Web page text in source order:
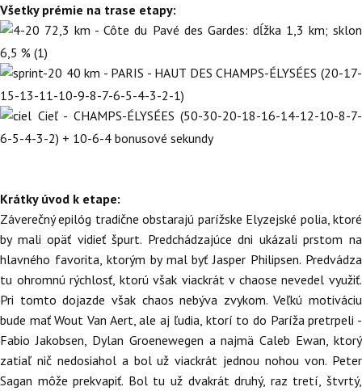
Všetky prémie na trase etapy:
72,3 km - Côte du Pavé des Gardes: dĺžka 1,3 km; sklon
6,5 % (1)
40 km - PARIS - HAUT DES CHAMPS-ÉLYSÉES (20-17-
15-13-11-10-9-8-7-6-5-4-3-2-1)
Cieľ - CHAMPS-ÉLYSÉES (50-30-20-18-16-14-12-10-8-7-
6-5-4-3-2) + 10-6-4 bonusové sekundy
Krátky úvod k etape:
Záverečný epilóg tradične obstarajú parížske Elyzejské polia, ktoré
by mali opäť vidieť špurt. Predchádzajúce dni ukázali prstom na
hlavného favorita, ktorým by mal byť Jasper Philipsen. Predvádza
tu ohromnú rýchlosť, ktorú však viackrát v chaose nevedel využiť.
Pri tomto dojazde však chaos nebýva zvykom. Veľkú motiváciu
bude mať Wout Van Aert, ale aj ľudia, ktorí to do Paríža pretrpeli -
Fabio Jakobsen, Dylan Groenewegen a najmä Caleb Ewan, ktorý
zatiaľ nič nedosiahol a bol už viackrát jednou nohou von. Peter
Sagan môže prekvapiť. Bol tu už dvakrát druhý, raz tretí, štvrtý,